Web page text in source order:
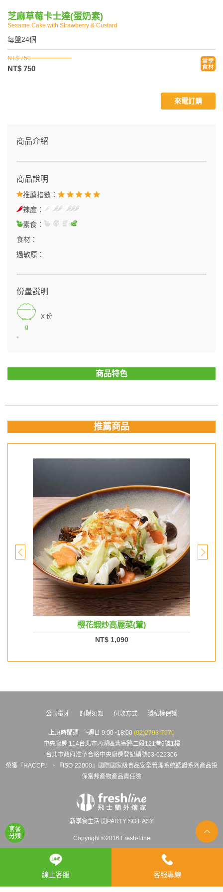
套餐
分類
芝麻草莓卡士達(蛋奶素)
Sesame Cake with Strawberry & Custard
每盤24個
NT$ 750
NT$ 750
商品介紹
商品說明
推薦指數：
辣度：
素食：
食材：
過敏原：
份量說明
g
X 份
*
來電訂購
商品特色
推薦商品
櫻花蝦炒高麗菜(葷)
NT$ 1,090
公司徵才 訂購須知 付款方式 隱私權保護
上班時間週一~週日 9:00~18:00 (02)2793-7070
中央廚房 114台北市內湖區舊宗路二段121巷9號1樓
台北市政府准予合格中央廚房登記編號63-022306
榮獲『HACCP』、『ISO-22000』國際國家級食品安全管理系統認證系列產品投
保富邦產物產品責任險
新享食生活 開PARTY SO EASY
Copyright ©2016 Fresh-Line
線上客服 客服專線